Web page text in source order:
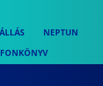
ÁLLÁS
NEPTUN